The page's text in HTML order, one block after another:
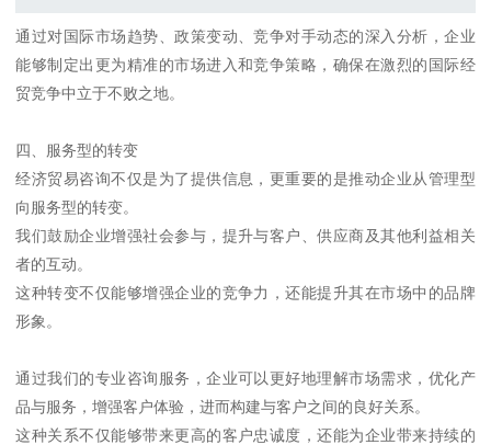
通过对国际市场趋势、政策变动、竞争对手动态的深入分析，企业
能够制定出更为精准的市场进入和竞争策略，确保在激烈的国际经
贸竞争中立于不败之地。
四、服务型的转变
经济贸易咨询不仅是为了提供信息，更重要的是推动企业从管理型
向服务型的转变。
我们鼓励企业增强社会参与，提升与客户、供应商及其他利益相关
者的互动。
这种转变不仅能够增强企业的竞争力，还能提升其在市场中的品牌
形象。
通过我们的专业咨询服务，企业可以更好地理解市场需求，优化产
品与服务，增强客户体验，进而构建与客户之间的良好关系。
这种关系不仅能够带来更高的客户忠诚度，还能为企业带来持续的